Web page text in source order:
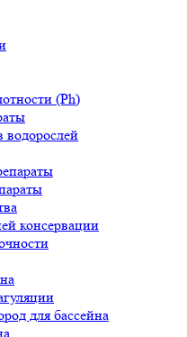
(Ph)
водорослей
консервации
для бассейна